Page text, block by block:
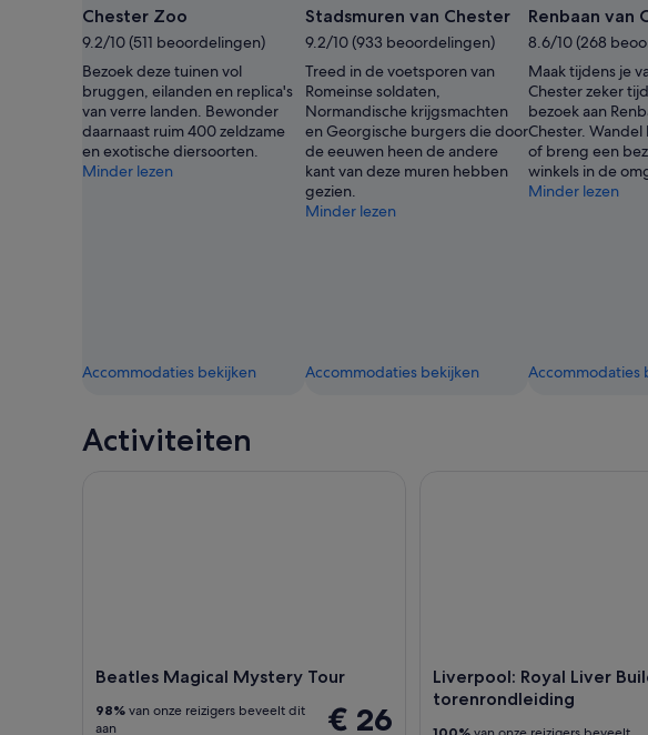
Chester Zoo
9.2/10 (511 beoordelingen)
Bezoek deze tuinen vol
bruggen, eilanden en replica's
van verre landen. Bewonder
daarnaast ruim 400 zeldzame
en exotische diersoorten.
Minder lezen
Accommodaties bekijken
Stadsmuren van Chester
9.2/10 (933 beoordelingen)
Treed in de voetsporen van
Romeinse soldaten,
Normandische krijgsmachten
en Georgische burgers die door
de eeuwen heen de andere
kant van deze muren hebben
gezien.
Minder lezen
Accommodaties bekijken
Renbaan van
8.6/10 (268
Maak tijdens je
Chester zeker
bezoek aan
Chester. Wandel
of breng een
winkels in de
Minder lezen
Accommodaties
Activiteiten
Beatles Magical Mystery Tour
€ 26
98% van onze reizigers beveelt dit
aan
Liverpool: Royal Liver
torenrondleiding